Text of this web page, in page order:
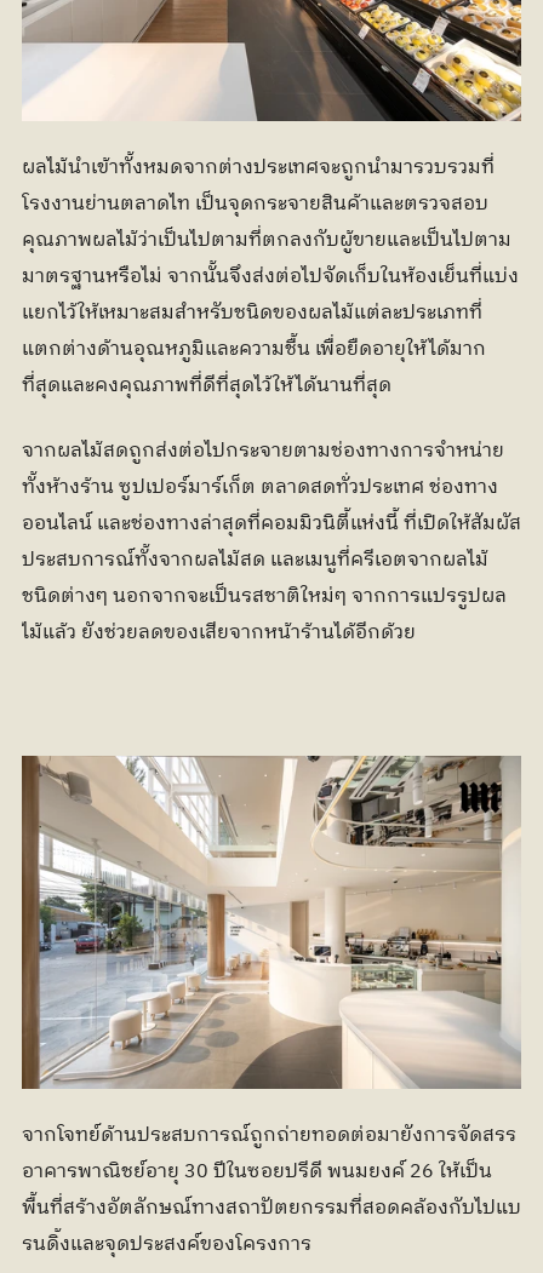
ผลไม้นำเข้าทั้งหมดจากต่างประเทศจะถูกนำมารวบรวมที่
โรงงานย่านตลาดไท เป็นจุดกระจายสินค้าและตรวจสอบ
คุณภาพผลไม้ว่าเป็นไปตามที่ตกลงกับผู้ขายและเป็นไปตาม
มาตรฐานหรือไม่ จากนั้นจึงส่งต่อไปจัดเก็บในห้องเย็นที่แบ่ง
แยกไว้ให้เหมาะสมสำหรับชนิดของผลไม้แต่ละประเภทที่
แตกต่างด้านอุณหภูมิและความชื้น เพื่อยืดอายุให้ได้มาก
ที่สุดและคงคุณภาพที่ดีที่สุดไว้ให้ได้นานที่สุด
จากผลไม้สดถูกส่งต่อไปกระจายตามช่องทางการจำหน่าย
ทั้งห้างร้าน ซูปเปอร์มาร์เก็ต ตลาดสดทั่วประเทศ ช่องทาง
ออนไลน์ และช่องทางล่าสุดที่คอมมิวนิตี้แห่งนี้ ที่เปิดให้สัมผัส
ประสบการณ์ทั้งจากผลไม้สด และเมนูที่ครีเอตจากผลไม้
ชนิดต่างๆ นอกจากจะเป็นรสชาติใหม่ๆ จากการแปรรูปผล
ไม้แล้ว ยังช่วยลดของเสียจากหน้าร้านได้อีกด้วย
จากโจทย์ด้านประสบการณ์ถูกถ่ายทอดต่อมายังการจัดสรร
อาคารพาณิชย์อายุ 30 ปีในซอยปรีดี พนมยงค์ 26 ให้เป็น
พื้นที่สร้างอัตลักษณ์ทางสถาปัตยกรรมที่สอดคล้องกับไปแบ
รนดิ้งและจุดประสงค์ของโครงการ